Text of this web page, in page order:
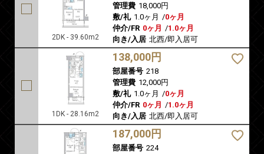
2DK - 39.60m2
管理費 18,000円
敷/礼 1.0ヶ月 /0ヶ月
仲介/FR 0ヶ月 /1.0ヶ月
向き/入居 北西/即入居可
1DK - 28.16m2
138,000円
部屋番号 218
管理費 12,000円
敷/礼 1.0ヶ月 /0ヶ月
仲介/FR 0ヶ月 /1.0ヶ月
向き/入居 北西/即入居可
187,000円
部屋番号 224